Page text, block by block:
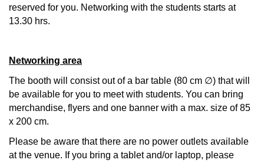
reserved for you. Networking with the students starts at
13.30 hrs.
Networking area
The booth will consist out of a bar table (80 cm ∅) that will
be available for you to meet with students. You can bring
merchandise, flyers and one banner with a max. size of 85
x 200 cm.
Please be aware that there are no power outlets available
at the venue. If you bring a tablet and/or laptop, please